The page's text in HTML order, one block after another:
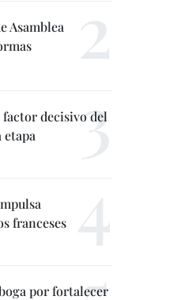
Asamblea
factor decisivo del
franceses
por fortalecer